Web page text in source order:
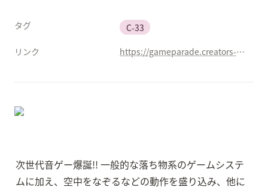
タグ C-33
リンク https://gameparade.creators-guild.com/works/2581
次世代音ゲー爆誕!! 一般的な落ち物系のゲームシステ
ムに加え、空中をなぞるなどの動作を盛り込み、他に